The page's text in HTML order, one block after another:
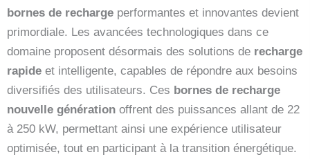
bornes de recharge performantes et innovantes devient
primordiale. Les avancées technologiques dans ce
domaine proposent désormais des solutions de recharge
rapide et intelligente, capables de répondre aux besoins
diversifiés des utilisateurs. Ces bornes de recharge
nouvelle génération offrent des puissances allant de 22
à 250 kW, permettant ainsi une expérience utilisateur
optimisée, tout en participant à la transition énergétique.